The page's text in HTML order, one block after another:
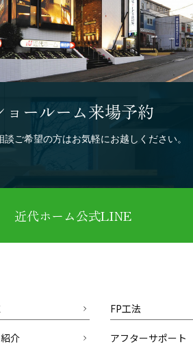
ョールーム来場予約
談ご希望の方はお気軽にお越しください。
近代ホーム公式LINE
FP工法
介 アフターサポート